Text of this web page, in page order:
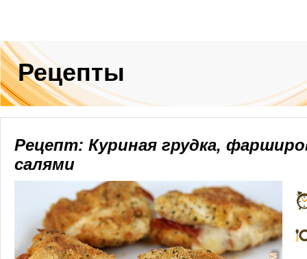
Рецепты
Рецепт: Куриная грудка,
салями